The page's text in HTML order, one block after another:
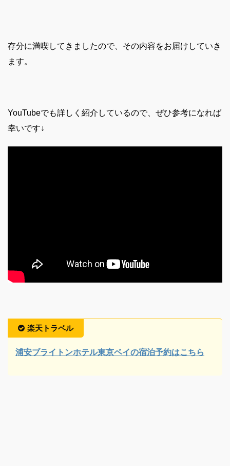
存分に満喫してきましたので、その内容をお届けしていき
ます。
YouTubeでも詳しく紹介しているので、ぜひ参考になれば
幸いです↓
楽天トラベル
浦安ブライトンホテル東京ベイの宿泊予約はこちら